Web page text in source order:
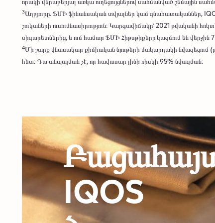
3Աղբյուրը. ՖՄԻ ֆինանսական տվյալներ կամ գնահատականներ,
շուկաների ուսումնասիրություն։ Կարգավիճակը՝ 2021 թվականի
սիգարետներից, և ում համար ՖՄԻ Հիթսթիքերը կազմում են
4Մի շարք վնասակար քիմիական նյութերի մակարդակի նվազեցում
հետ: Դա անպայման չէ, որ հավասար լինի ռիսկի 95% նվազման։
IQOS